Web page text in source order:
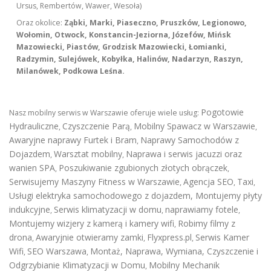
Ursus, Rembertów, Wawer, Wesoła)
Oraz okolice: Ząbki, Marki, Piaseczno, Pruszków, Legionowo,
Wołomin, Otwock, Konstancin-Jeziorna, Józefów, Mińsk
Mazowiecki, Piastów, Grodzisk Mazowiecki, Łomianki,
Radzymin, Sulejówek, Kobyłka, Halinów, Nadarzyn, Raszyn,
Milanówek, Podkowa Leśna.
Nasz mobilny serwis w Warszawie oferuje wiele usług: Pogotowie
Hydrauliczne, Czyszczenie Parą, Mobilny Spawacz w Warszawie,
Awaryjne naprawy Furtek i Bram, Naprawy Samochodów z
Dojazdem, Warsztat mobilny, Naprawa i serwis jacuzzi oraz
wanien SPA, Poszukiwanie zgubionych złotych obrączek,
Serwisujemy Maszyny Fitness w Warszawie, Agencja SEO, Taxi,
Usługi elektryka samochodowego z dojazdem, Montujemy płyty
indukcyjne, Serwis klimatyzacji w domu, naprawiamy fotele,
Montujemy wizjery z kamerą i kamery wifi, Robimy filmy z
drona, Awaryjnie otwieramy zamki, Flyxpress.pl, Serwis Kamer
Wifi, SEO Warszawa, Montaż, Naprawa, Wymiana, Czyszczenie i
Odgrzybianie Klimatyzacji w Domu, Mobilny Mechanik